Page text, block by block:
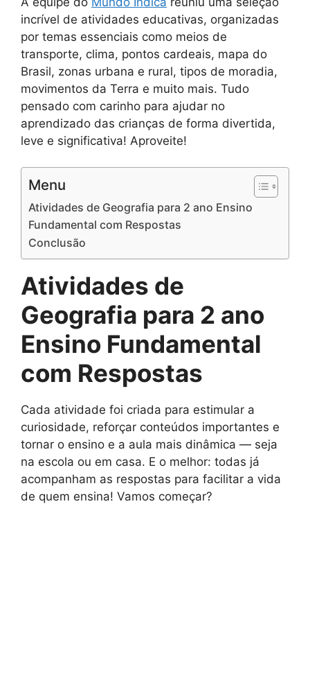
incrível de atividades educativas, organizadas
por temas essenciais como meios de
transporte, clima, pontos cardeais, mapa do
Brasil, zonas urbana e rural, tipos de moradia,
movimentos da Terra e muito mais. Tudo
pensado com carinho para ajudar no
aprendizado das crianças de forma divertida,
leve e significativa! Aproveite!
Menu
Atividades de Geografia para 2 ano Ensino
Fundamental com Respostas
Conclusão
Atividades de
Geografia para 2 ano
Ensino Fundamental
com Respostas
Cada atividade foi criada para estimular a
curiosidade, reforçar conteúdos importantes e
tornar o ensino e a aula mais dinâmica — seja
na escola ou em casa. E o melhor: todas já
acompanham as respostas para facilitar a vida
de quem ensina! Vamos começar?